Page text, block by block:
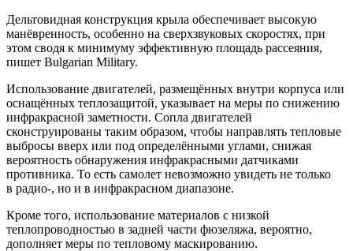
Дельтовидная конструкция крыла обеспечивает высокую
манёвренность, особенно на сверхзвуковых скоростях, при
этом сводя к минимуму эффективную площадь рассеяния,
пишет Bulgarian Military.
Использование двигателей, размещённых внутри корпуса или
оснащённых теплозащитой, указывает на меры по снижению
инфракрасной заметности. Сопла двигателей
сконструированы таким образом, чтобы направлять тепловые
выбросы вверх или под определёнными углами, снижая
вероятность обнаружения инфракрасными датчиками
противника. То есть самолет невозможно увидеть не только
в радио-, но и в инфракрасном диапазоне.
Кроме того, использование материалов с низкой
теплопроводностью в задней части фюзеляжа, вероятно,
дополняет меры по тепловому маскированию.